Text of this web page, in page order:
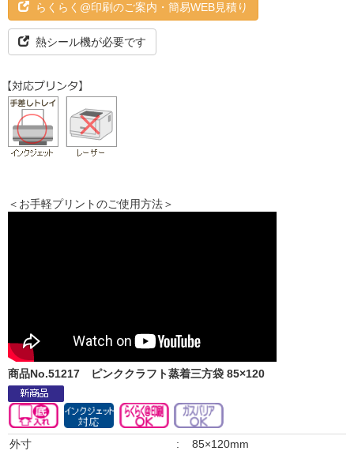
らくらく@印刷のご案内・簡易WEB見積り
熱シール機が必要です
＜お手軽プリントのご使用方法＞
商品No.51217 ピンククラフト蒸着三方袋 85×120
外寸 :
85×120mm